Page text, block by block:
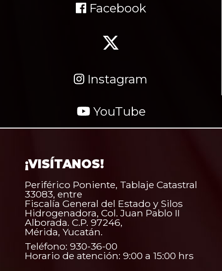
Facebook
Instagram
YouTube
¡VISÍTANOS!
Periférico Poniente, Tablaje Catastral
33083, entre
Fiscalía General del Estado y Silos
Hidrogenadora, Col. Juan Pablo II
Alborada. C.P. 97246,
Mérida, Yucatán.
Teléfono: 930-36-00
Horario de atención: 9:00 a 15:00 hrs